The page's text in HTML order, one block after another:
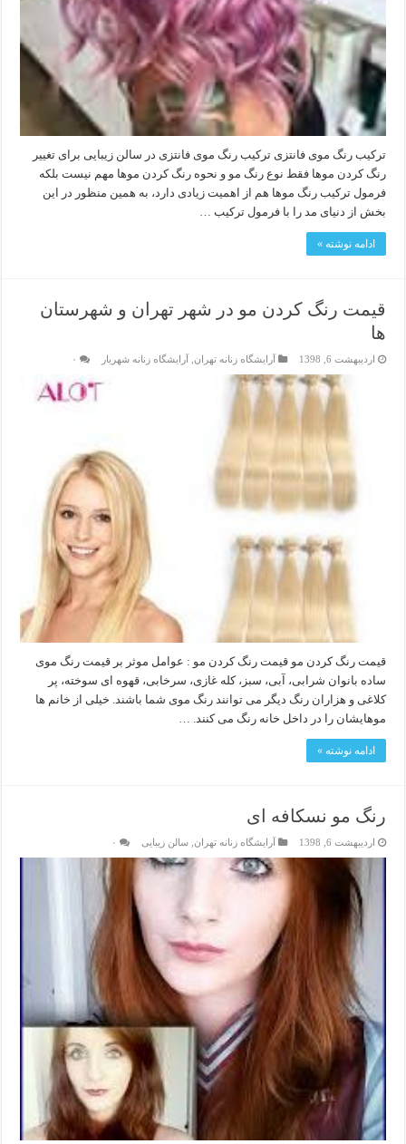
ترکیب رنگ موی فانتزی ترکیب رنگ موی فانتزی در سالن زیبایی برای تغییر
رنگ کردن موها فقط نوع رنگ مو و نحوه رنگ کردن موها مهم نیست بلکه
فرمول ترکیب رنگ موها هم از اهمیت زیادی دارد، به همین منظور در این
بخش از دنیای مد را با فرمول ترکیب …
ادامه نوشته »
قیمت رنگ کردن مو در شهر تهران و شهرستان
ها
اردیبهشت 6, 1398 آرایشگاه زنانه تهران ,آرایشگاه زنانه شهریار ۰
قیمت رنگ کردن مو قیمت رنگ کردن مو : عوامل موثر بر قیمت رنگ موی
ساده بانوان شرابی، آبی، سبز، کله غازی، سرخابی، قهوه ای سوخته، پر
کلاغی و هزاران رنگ دیگر می توانند رنگ موی شما باشند. خیلی از خانم ها
موهایشان را در داخل خانه رنگ می کنند. …
ادامه نوشته »
رنگ مو نسکافه ای
اردیبهشت 6, 1398 آرایشگاه زنانه تهران ,سالن زیبایی ۰